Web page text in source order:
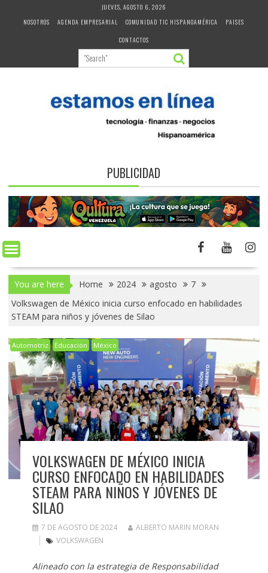
JUEVES, AGOSTO 6, 2026
NOSOTROS
AGENDA EMPRESARIAL COMUNIDAD TIC HISPANOAMÉRICA
PAISES
CONTACTOS
PUBLICIDAD
You are here Home 2024 agosto
7
Volkswagen de México inicia curso enfocado en habilidades
STEAM para niños y jóvenes de Silao
Automotriz Educación México
VOLKSWAGEN DE MÉXICO INICIA
CURSO ENFOCADO EN HABILIDADES
STEAM PARA NIÑOS Y JÓVENES DE
SILAO
7 DE AGOSTO DE 2024
ALBERTO MARIN MORAN
VOLKSWAGEN
Alineado con la estrategia de Responsabilidad